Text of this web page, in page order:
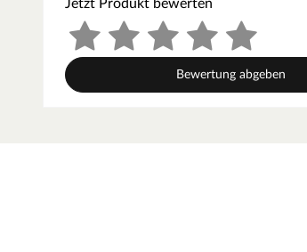
Für alle Saunaöfen geeignet.
Jetzt Produkt bewerten
Bewertung abgeben